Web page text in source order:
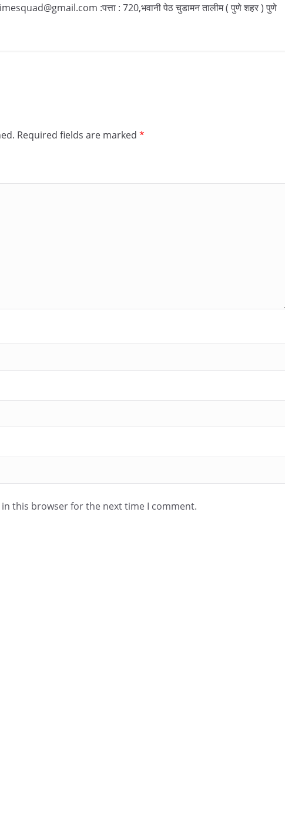
:पत्ता : 720,भवानी पेठ चुडामन तालीम ( पुणे शहर ) पुणे
Required fields are marked *
in this browser for the next time I comment.